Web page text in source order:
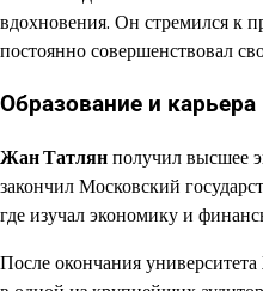
вдохновения. Он стремился к
постоянно совершенствовал
Образование и карьера
Жан Татлянполучил высшее
закончил Московский
где изучал экономику и
После окончания